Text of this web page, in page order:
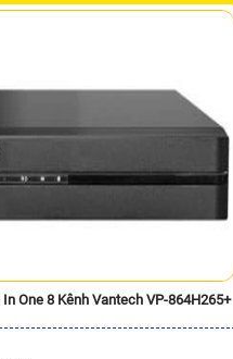
One 8 Kênh Vantech VP-864H265+